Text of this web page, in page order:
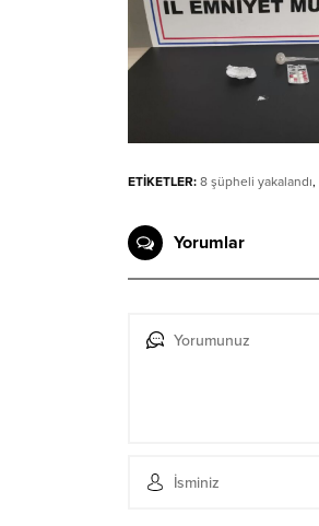
ETİKETLER: 8 şüpheli yakalandı,
Yorumlar